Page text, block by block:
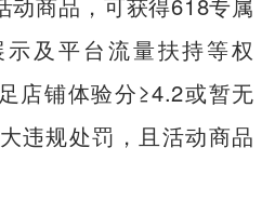
及平台流量扶持等权
店铺体验分≥4.2或暂无
违规处罚，且活动商品